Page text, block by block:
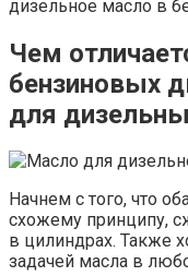
дизельное масло в
Чем
бензиновых
для
Начнем с того, что
схожему принципу,
в цилиндрах. Также
задачей масла в